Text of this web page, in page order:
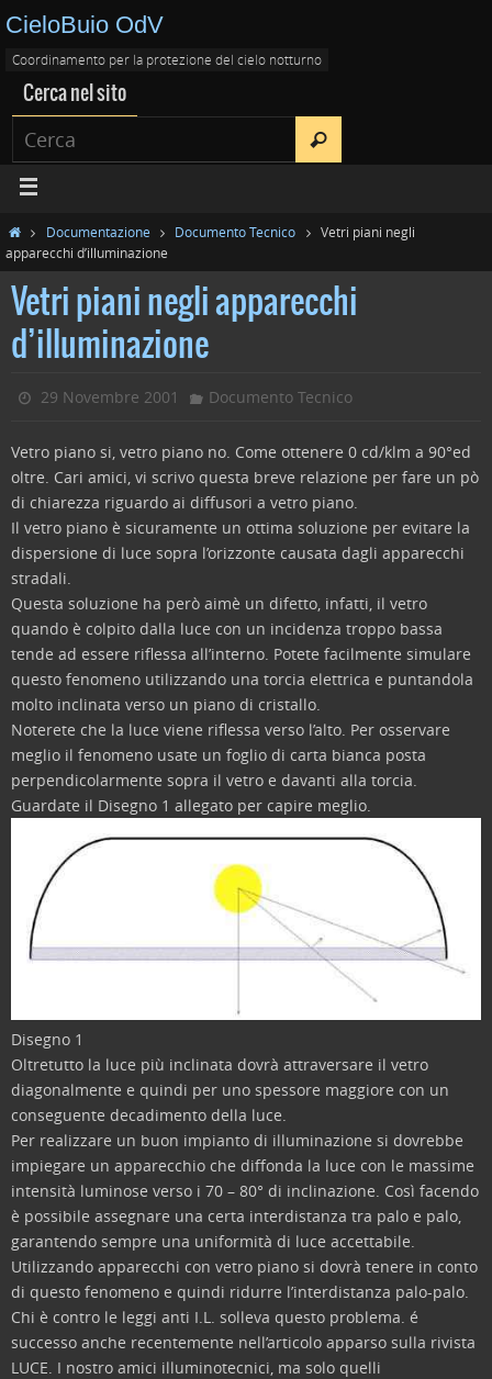
CieloBuio OdV
Coordinamento per la protezione del cielo notturno
Cerca nel sito
Documentazione Documento Tecnico
Vetri piani negli
apparecchi d’illuminazione
Vetri piani negli apparecchi
d’illuminazione
29 Novembre 2001 Documento Tecnico
Vetro piano si, vetro piano no. Come ottenere 0 cd/klm a 90°ed
oltre. Cari amici, vi scrivo questa breve relazione per fare un pò
di chiarezza riguardo ai diffusori a vetro piano.
Il vetro piano è sicuramente un ottima soluzione per evitare la
dispersione di luce sopra l’orizzonte causata dagli apparecchi
stradali.
Questa soluzione ha però aimè un difetto, infatti, il vetro
quando è colpito dalla luce con un incidenza troppo bassa
tende ad essere riflessa all’interno. Potete facilmente simulare
questo fenomeno utilizzando una torcia elettrica e puntandola
molto inclinata verso un piano di cristallo.
Noterete che la luce viene riflessa verso l’alto. Per osservare
meglio il fenomeno usate un foglio di carta bianca posta
perpendicolarmente sopra il vetro e davanti alla torcia.
Guardate il Disegno 1 allegato per capire meglio.
Disegno 1
Oltretutto la luce più inclinata dovrà attraversare il vetro
diagonalmente e quindi per uno spessore maggiore con un
conseguente decadimento della luce.
Per realizzare un buon impianto di illuminazione si dovrebbe
impiegare un apparecchio che diffonda la luce con le massime
intensità luminose verso i 70 – 80° di inclinazione. Così facendo
è possibile assegnare una certa interdistanza tra palo e palo,
garantendo sempre una uniformità di luce accettabile.
Utilizzando apparecchi con vetro piano si dovrà tenere in conto
di questo fenomeno e quindi ridurre l’interdistanza palo-palo.
Chi è contro le leggi anti I.L. solleva questo problema. é
successo anche recentemente nell’articolo apparso sulla rivista
LUCE. I nostro amici illuminotecnici, ma solo quelli